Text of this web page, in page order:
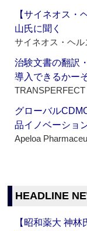
【サイネオス
山氏に聞く
サイネオス・ヘ
治験文書の翻訳
導入できるかー
グローバル
品イノベーショ
Apeloa
HEADLINE
【昭和薬大 神